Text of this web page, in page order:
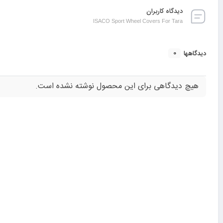
دیدگاه کاربران
ISACO Sport Wheel Covers For Tara
دیدگاهها 0
هیچ دیدگاهی برای این محصول نوشته نشده است.